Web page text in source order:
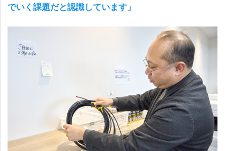
でいく課題だと認識しています」